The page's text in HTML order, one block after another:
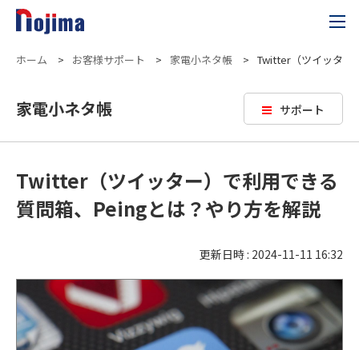
ホーム > お客様サポート > 家電小ネタ帳 > Twitter（ツイッター
サポート
家電小ネタ帳
Twitter（ツイッター）で利用できる
質問箱、Peingとは？やり方を解説
更新日時 : 2024-11-11 16:32